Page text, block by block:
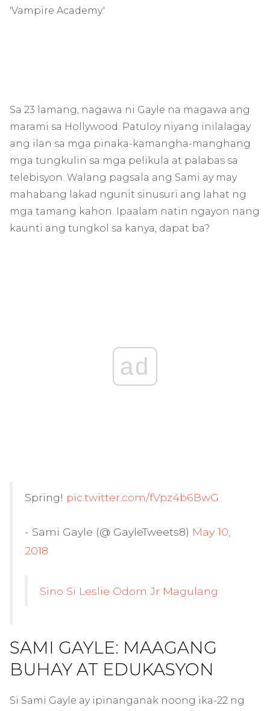
'Vampire Academy.'
Sa 23 lamang, nagawa ni Gayle na magawa ang
marami sa Hollywood. Patuloy niyang inilalagay
ang ilan sa mga pinaka-kamangha-manghang
mga tungkulin sa mga pelikula at palabas sa
telebisyon. Walang pagsala ang Sami ay may
mahabang lakad ngunit sinusuri ang lahat ng
mga tamang kahon. Ipaalam natin ngayon nang
kaunti ang tungkol sa kanya, dapat ba?
ad
Spring! pic.twitter.com/fVpz4b6BwG
- Sami Gayle (@ GayleTweets8) May 10,
2018
Sino Si Leslie Odom Jr Magulang
SAMI GAYLE: MAAGANG
BUHAY AT EDUKASYON
Si Sami Gayle ay ipinanganak noong ika-22 ng